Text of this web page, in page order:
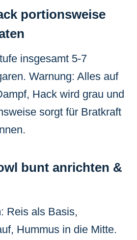
portionsweise
insgesamt 5-7
Warnung: Alles auf
Hack wird grau und
sorgt für Bratkraft
bunt anrichten &
Reis als Basis,
Hummus in die Mitte.